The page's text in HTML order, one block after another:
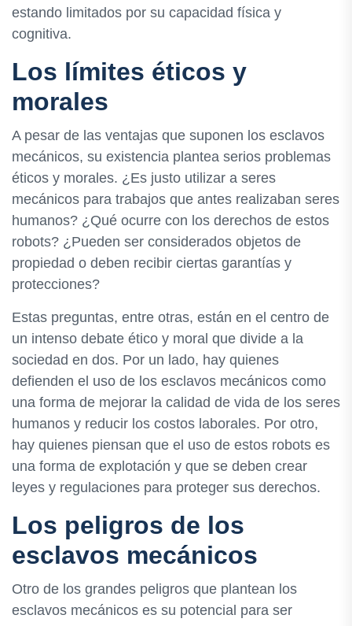
estando limitados por su capacidad física y
cognitiva.
Los límites éticos y
morales
A pesar de las ventajas que suponen los esclavos
mecánicos, su existencia plantea serios problemas
éticos y morales. ¿Es justo utilizar a seres
mecánicos para trabajos que antes realizaban seres
humanos? ¿Qué ocurre con los derechos de estos
robots? ¿Pueden ser considerados objetos de
propiedad o deben recibir ciertas garantías y
protecciones?
Estas preguntas, entre otras, están en el centro de
un intenso debate ético y moral que divide a la
sociedad en dos. Por un lado, hay quienes
defienden el uso de los esclavos mecánicos como
una forma de mejorar la calidad de vida de los seres
humanos y reducir los costos laborales. Por otro,
hay quienes piensan que el uso de estos robots es
una forma de explotación y que se deben crear
leyes y regulaciones para proteger sus derechos.
Los peligros de los
esclavos mecánicos
Otro de los grandes peligros que plantean los
esclavos mecánicos es su potencial para ser